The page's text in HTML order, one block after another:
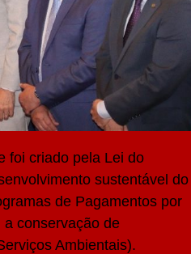
foi criado pela Lei do
sustentável do
de Pagamentos por
conservação de
Ambientais).